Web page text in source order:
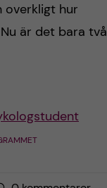
overkligt hur
är det bara två